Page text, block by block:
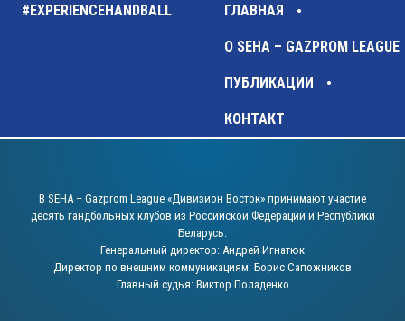
#EXPERIENCEHANDBALL ГЛАВНАЯ
О SEHA – GAZPROM LEAGUE
ПУБЛИКАЦИИ
КОНТАКТ
В SEHA – Gazprom League «Дивизион Восток» принимают участие
десять гандбольных клубов из Российской Федерации и Республики
Беларусь.
Генеральный директор: Андрей Игнатюк
Директор по внешним коммуникациям: Борис Сапожников
Главный судья: Виктор Поладенко